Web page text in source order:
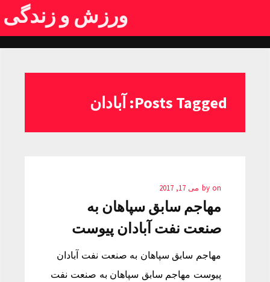
ورزش و زندگی
Posts Tagged: آبادان
by on می 17, 2017
مهاجم سابق سپاهان به
صنعت نفت آبادان پیوست
مهاجم سابق سپاهان به صنعت نفت آبادان
پیوست مهاجم سابق سپاهان به صنعت نفت